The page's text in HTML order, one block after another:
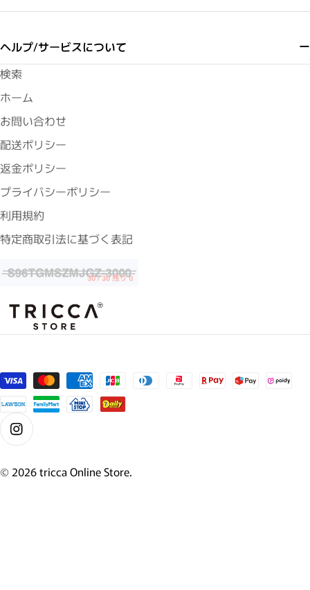
ヘルプ/サービスについて
検索
ホーム
お問い合わせ
配送ポリシー
返金ポリシー
プライバシーポリシー
利用規約
特定商取引法に基づく表記
支払い方法
Instagram
© 2026tricca Online Store.